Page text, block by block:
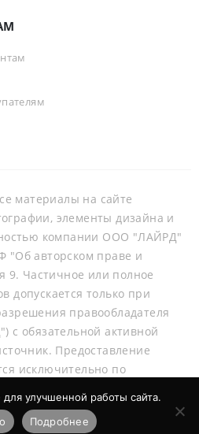
материалы на сайте
элементы дизайна и
компании ООО "ЛАЙРД"
авторском праве и
9. Частичное или полное
допускается только при
правообладателя
обязательной активной
Предоставление
исключительно по
улучшенной работы сайта.
Подробнее